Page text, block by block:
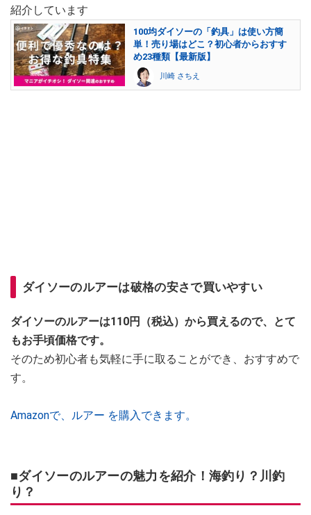
紹介しています
100均ダイソーの「釣具」は使い方簡
単！売り場はどこ？初心者からおすす
め23種類【最新版】
川崎 さちえ
ダイソーのルアーは破格の安さで買いやすい
ダイソーのルアーは110円（税込）から買えるので、とて
もお手頃価格です。
そのため初心者も気軽に手に取ることができ、おすすめで
す。
Amazonで、ルアー を購入できます。
■ダイソーのルアーの魅力を紹介！海釣り？川釣
り？